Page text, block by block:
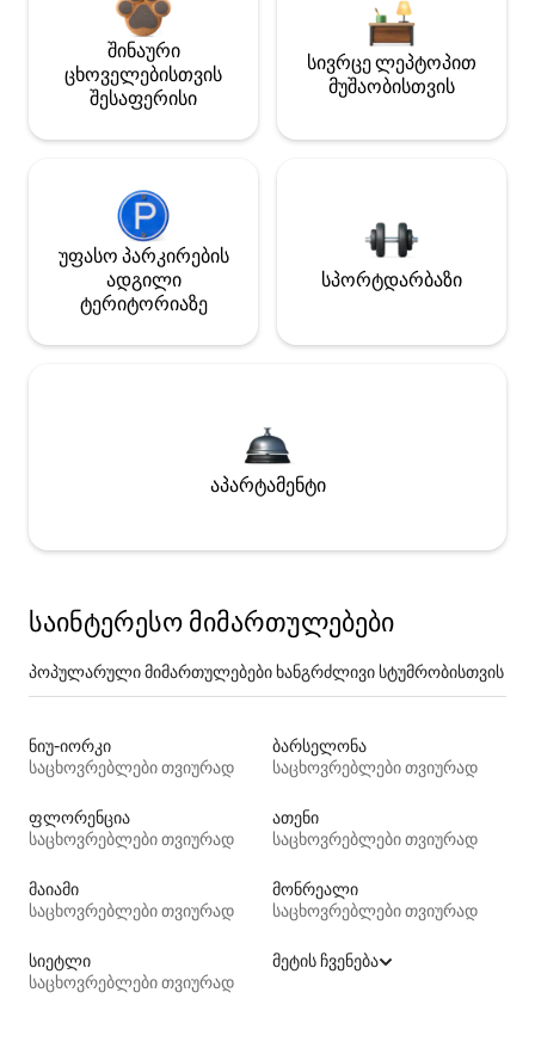
შინაური
ცხოველებისთვის
შესაფერისი
სივრცე ლეპტოპით
მუშაობისთვის
უფასო პარკირების
ადგილი
ტერიტორიაზე
სპორტდარბაზი
აპარტამენტი
საინტერესო მიმართულებები
პოპულარული მიმართულებები ხანგრძლივი სტუმრობისთვის
ნიუ-იორკი
საცხოვრებლები თვიურად
ბარსელონა
საცხოვრებლები თვიურად
ფლორენცია
საცხოვრებლები თვიურად
ათენი
საცხოვრებლები თვიურად
მაიამი
საცხოვრებლები თვიურად
მონრეალი
საცხოვრებლები თვიურად
სიეტლი
საცხოვრებლები თვიურად
მეტის ჩვენება